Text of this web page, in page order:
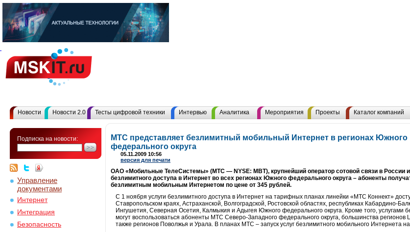
Новости Новости 2.0 Тесты цифровой техники Интервью Аналитика Мероприятия Проекты Каталог компаний
Подписка на новости:
Управление
документами
Интернет
Интеграция
Безопасность
МТС представляет безлимитный мобильный Интернет в регионах Южного
федерального округа
05.11.2009 10:56
версия для печати
ОАО «Мобильные ТелеСистемы» (МТС — NYSE: MBT), крупнейший оператор сотовой связи в России
безлимитного доступа в Интернет во всех регионах Южного федерального округа – абоненты
безлимитным мобильным Интернетом по цене от 345 рублей.
С 1 ноября услуги безлимитного доступа в Интернет на тарифных планах линейки «МТС Коннект»
Ставропольском краях, Астраханской, Волгоградской, Ростовской областях, республиках Кабардино-
Ингушетия, Северная Осетия, Калмыкия и Адыгея Южного федерального округа. Кроме того, услугами
могут воспользоваться абоненты МТС Северо-Западного федерального округа, большинства регионов
также регионов Поволжья и Урала. В планах МТС – запуск услуг безлимитного мобильного Интернета